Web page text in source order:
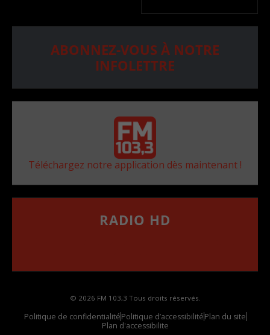
ABONNEZ-VOUS À NOTRE
INFOLETTRE
Téléchargez notre application dès maintenant !
RADIO HD
© 2026 FM 103,3 Tous droits réservés.
Politique de confidentialitéPolitique d’accessibilitéPlan du site
Plan d'accessibilite